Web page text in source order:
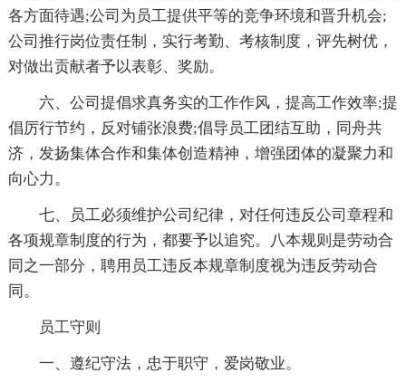
各方面待遇;公司为员工提供平等的竞争环境和晋升机会;
公司推行岗位责任制，实行考勤、考核制度，评先树优，
对做出贡献者予以表彰、奖励。
六、公司提倡求真务实的工作作风，提高工作效率;提
倡厉行节约，反对铺张浪费;倡导员工团结互助，同舟共
济，发扬集体合作和集体创造精神，增强团体的凝聚力和
向心力。
七、员工必须维护公司纪律，对任何违反公司章程和
各项规章制度的行为，都要予以追究。八本规则是劳动合
同之一部分，聘用员工违反本规章制度视为违反劳动合
同。
员工守则
一、遵纪守法，忠于职守，爱岗敬业。